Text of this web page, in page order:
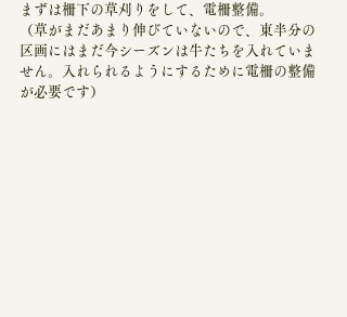
まずは柵下の草刈りをして、電柵整備。
（草がまだあまり伸びていないので、東半分の
区画にはまだ今シーズンは牛たちを入れていま
せん。入れられるようにするために電柵の整備
が必要です）